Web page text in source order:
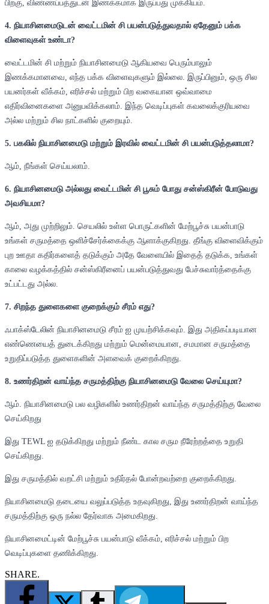
பிறகு, விண்ணப்பத்துடன் இணக்கமாக இருப்பது முக்கியம்.
4. நியாசினமைடுடன் வைட்டமின் சி பயன்படுத்துவதால் ஏதேனும் பக்க
விளைவுகள் உண்டா?
வைட்டமின் சி மற்றும் நியாசினமைடு ஆகியவை பெரும்பாலும்
இணக்கமானவை, எந்த பக்க விளைவுகளும் இல்லை. இருப்பினும், ஒரு சில
பயனர்கள் வீக்கம், எரிச்சல் மற்றும் பிற வகையான ஒவ்வாமை
எதிர்வினைகளை அனுபவிக்கலாம். இந்த வெடிப்புகள் கவலைக்குரியவை
அல்ல மற்றும் சில நாட்களில் குறையும்.
5. பகலில் நியாசினமைடு மற்றும் இரவில் வைட்டமின் சி பயன்படுத்தலாமா?
ஆம், நீங்கள் செய்யலாம்.
6. நியாசினமைடு அல்லது வைட்டமின் சி பூசும் போது சன்ஸ்கிரீன் போடுவது
அவசியமா?
ஆம், அது முற்றிலும். செயலில் உள்ள பொருட்களின் மேற்பூச்சு பயன்பாடு
உங்கள் சருமத்தை ஒளிச்சேர்க்கைக்கு ஆளாக்குகிறது. தீங்கு விளைவிக்கும்
புற ஊதா கதிர்களைத் தடுக்கும் அதே வேளையில் இதைத் தடுக்க, உங்கள்
காலை வழக்கத்தில் சன்ஸ்கிரீனைப் பயன்படுத்துவது பேச்சுவார்த்தைக்கு
உட்பட்டது அல்ல.
7. சிறந்த துளைகளை குறைக்கும் சீரம் எது?
ஃபாக்ஸ்டேலின் நியாசினமைடு சீரம் ஐ முயற்சிக்கவும். இது அதிகப்படியான
எண்ணெயைத் துடைக்கிறது மற்றும் மென்மையான, சமமான சருமத்தை
உறுதிப்படுத்த துளைகளின் அளவைக் குறைக்கிறது.
8. உணர்திறன் வாய்ந்த சருமத்திற்கு நியாசினமைடு வேலை செய்யுமா?
ஆம். நியாசினமைடு பல வழிகளில் உணர்திறன் வாய்ந்த சருமத்திற்கு வேலை
செய்கிறது
இது TEWL ஐ தடுக்கிறது மற்றும் நீண்ட கால சரும நீரேற்றத்தை உறுதி
செய்கிறது.
இது சருமத்தில் வறட்சி மற்றும் உதிர்தல் போன்றவற்றை குறைக்கிறது.
நியாசினமைடு தடையை வலுப்படுத்த உதவுகிறது, இது உணர்திறன் வாய்ந்த
சருமத்திற்கு ஒரு நல்ல தேர்வாக அமைகிறது.
நியாசினமைட்டின் மேற்பூச்சு பயன்பாடு வீக்கம், எரிச்சல் மற்றும் பிற
வெடிப்புகளை தணிக்கிறது.
SHARE.